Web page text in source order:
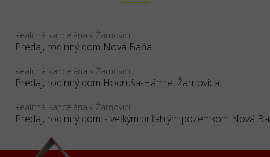
Realitná kancelária v Žarnovici
Predaj, rodinný dom Nová Baňa
Realitná kancelária v Žarnovici
Predaj, rodinný dom Hodruša-Hámre, Žarnovica
Realitná kancelária v Žarnovici